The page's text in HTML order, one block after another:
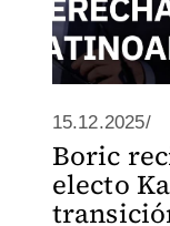
15.12.2025/
Boric
electo